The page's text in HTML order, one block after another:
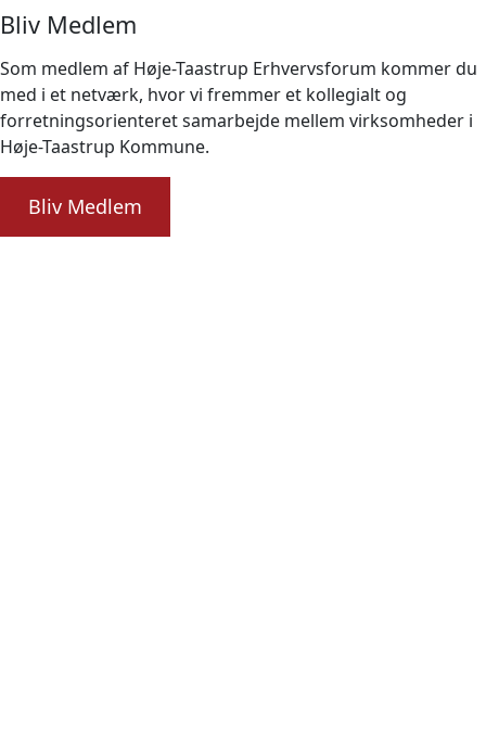
Bliv Medlem
Som medlem af Høje-Taastrup Erhvervsforum kommer du
med i et netværk, hvor vi fremmer et kollegialt og
forretningsorienteret samarbejde mellem virksomheder i
Høje-Taastrup Kommune.
Bliv Medlem